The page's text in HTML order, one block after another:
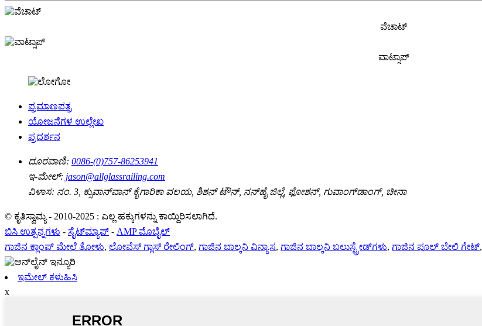
ವೆಚಾಟ್
ವಾಟ್ಸಾಪ್
ಪ್ರಮಾಣಪತ್ರ
ಯೋಜನೆಗಳ ಉಲ್ಲೇಖ
ಪ್ರದರ್ಶನ
ದೂರವಾಣಿ: 0086-(0)757-86253941
ಇ-ಮೇಲ್: jason@allglassrailing.com
ವಿಳಾಸ: ನಂ. 3, ಕ್ಸುವಾನ್‌ವಾನ್ ಕೈಗಾರಿಕಾ ವಲಯ, ಶಿಶನ್ ಟೌನ್, ನನ್‌ಹೈ ಜಿಲ್ಲೆ, ಫೋಶನ್, ಗುವಾಂಗ್‌ಡಾಂಗ್, ಚೀನಾ
© ಕೃತಿಸ್ವಾಮ್ಯ - 2010-2025 : ಎಲ್ಲ ಹಕ್ಕುಗಳನ್ನು ಕಾಯ್ದಿರಿಸಲಾಗಿದೆ.
ಬಿಸಿ ಉತ್ಪನ್ನಗಳು - ಸೈಟ್‌ಮ್ಯಾಪ್ - AMP ಮೊಬೈಲ್
ಗಾಜಿನ ಕ್ಲಾಂಪ್ ಮೇಲೆ ತೋಳು, ಲೋವೆಸ್ ಗ್ಲಾಸ್ ರೇಲಿಂಗ್, ಗಾಜಿನ ಬಾಲ್ಕನಿ ವಿನ್ಯಾಸ, ಗಾಜಿನ ಬಾಲ್ಕನಿ ಬಲುಸ್ಟ್ರೇಡ್‌ಗಳು, ಗಾಜಿನ ಪೂಲ್ ಬೇಲಿ ಗೇಟ್,
ಇಮೇಲ್ ಕಳುಹಿಸಿ
x